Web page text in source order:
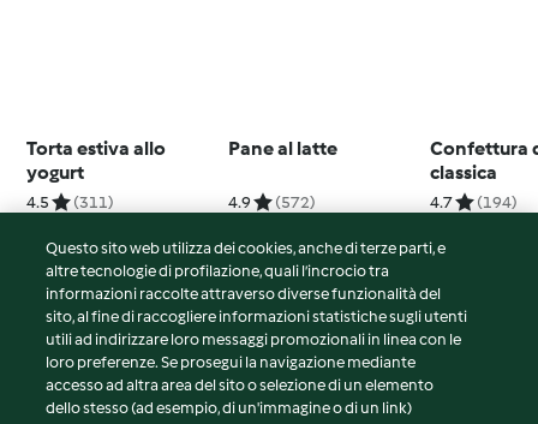
Torta estiva allo
yogurt
4.5 (311)
Pane al latte
4.9 (572)
Confettura
classica
4.7 (194)
© Copyright 2026
Termini del servizio
Informativa sulla privacy
Questo sito web utilizza dei cookies, anche di terze parti, e
altre tecnologie di profilazione, quali l’incrocio tra
informazioni raccolte attraverso diverse funzionalità del
sito, al fine di raccogliere informazioni statistiche sugli utenti
utili ad indirizzare loro messaggi promozionali in linea con le
loro preferenze. Se prosegui la navigazione mediante
accesso ad altra area del sito o selezione di un elemento
dello stesso (ad esempio, di un'immagine o di un link)